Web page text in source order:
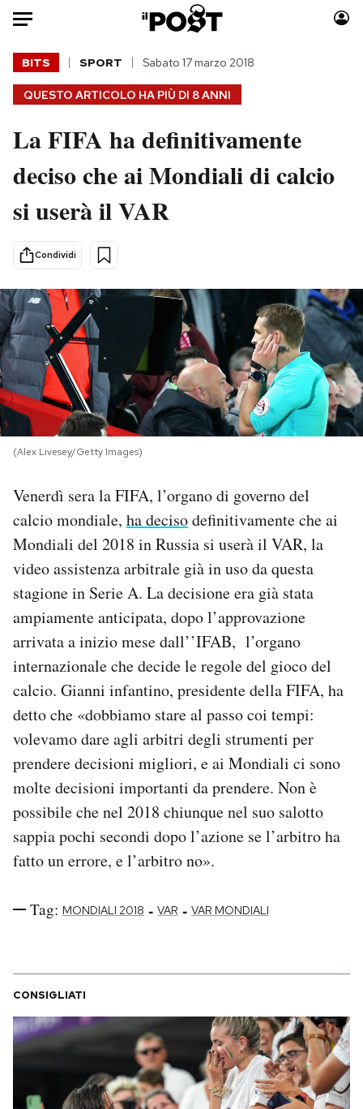
Auto
HOME
Italia
Politica
Tecnologia
Scienza
Economia
Sport
Moda
Consumismi
Altrecose
Mondiali calcio 2026
PODCAST
NEWSLETTER
I MIEI PREFERITI
CALENDARIO
AREA PERSONALE
Area Personale
Newsletter
Notifiche mobile
Regala il Post
Hai bisogno di aiuto?
QUESTO ARTICOLO HA PIÙ DI 8 ANNI
BITS SPORT Sabato 17 marzo 2018
La FIFA ha definitivamente
deciso che ai Mondiali di calcio
si userà il VAR
Condividi
(Alex Livesey/Getty Images)
Venerdì sera la FIFA, l’organo di governo del
calcio mondiale, ha decisodefinitivamente che ai
Mondiali del 2018 in Russia si userà il VAR, la
video assistenza arbitrale già in uso da questa
stagione in Serie A. La decisione era già stata
ampiamente anticipata, dopo l’approvazione
arrivata a inizio mese dall’’IFAB, l’organo
internazionale che decide le regole del gioco del
calcio. Gianni infantino, presidente della FIFA, ha
detto che «dobbiamo stare al passo coi tempi:
volevamo dare agli arbitri degli strumenti per
prendere decisioni migliori, e ai Mondiali ci sono
molte decisioni importanti da prendere. Non è
possibile che nel 2018 chiunque nel suo salotto
sappia pochi secondi dopo l’azione se l’arbitro ha
fatto un errore, e l’arbitro no».
Tag: MONDIALI 2018 - VAR - VAR MONDIALI
CONSIGLIATI